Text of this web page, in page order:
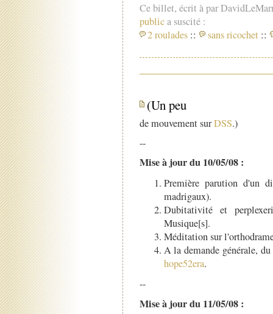
Ce billet, écrit à par
publica suscité :
2 roulades :: sans ricochet ::
(Un peu
de mouvement surDSS.)
--
Mise à jour du 10/05/08 :
Première parution d'un
madrigaux).
Dubitativité et
Musique[s].
Méditation sur
A la demande générale,
hope52era.
--
Mise à jour du 11/05/08 :